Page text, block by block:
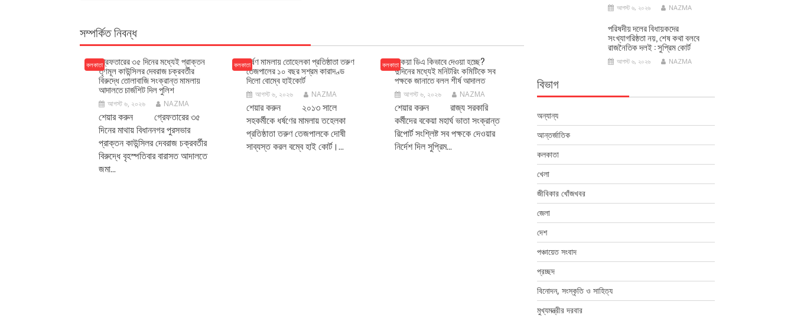
সম্পর্কিত নিবন্ধ
কলকাতাগ্রেফতারের ৩৫ দিনের মধ্যেই প্রাক্তন
তৃণমূল কাউন্সিলর দেবরাজ চক্রবর্তীর
বিরুদ্ধে তোলাবাজি সংক্রান্ত মামলায়
আদালতে চার্জশিট দিল পুলিশ
আগস্ট ৬, ২০২৬ NAZMA
শেয়ার করুন গ্রেফতারের ৩৫
দিনের মাথায় বিধাননগর পুরসভার
প্রাক্তন কাউন্সিলর দেবরাজ চক্রবর্তীর
বিরুদ্ধে বৃহস্পতিবার বারাসত আদালতে
জমা...
কলকাতাধর্ষণ মামলায় তোহেলকা প্রতিষ্ঠাতা তরুণ
তেজপালের ১০ বছর সশ্রম কারাদণ্ড
দিলো বোম্বে হাইকোর্ট
আগস্ট ৬, ২০২৬ NAZMA
শেয়ার করুন ২০১৩ সালে
সহকর্মীকে ধর্ষণের মামলায় তহেলকা
প্রতিষ্ঠাতা তরুণ তেজপালকে দোষী
সাব্যস্ত করল বম্বে হাই কোর্ট।...
কলকাতাবকেয়া ডিএ কিভাবে দেওয়া হচ্ছে?
দুদিনের মধ্যেই মনিটরিং কমিটিকে সব
পক্ষকে জানাতে বলল শীর্ষ আদালত
আগস্ট ৬, ২০২৬ NAZMA
শেয়ার করুন রাজ্য সরকারি
কর্মীদের বকেয়া মহার্ঘ ভাতা সংক্রান্ত
রিপোর্ট সংশ্লিষ্ট সব পক্ষকে দেওয়ার
নির্দেশ দিল সুপ্রিম...
আগস্ট ৬, ২০২৬ NAZMA
পরিষদীয় দলের বিধায়কদের
সংখ্যাগরিষ্ঠতা নয়, শেষ কথা বলবে
রাজনৈতিক দলই : সুপ্রিম কোর্ট
আগস্ট ৬, ২০২৬ NAZMA
বিভাগ
অন্যান্য
আন্তর্জাতিক
কলকাতা
খেলা
জীবিকার খোঁজখবর
জেলা
দেশ
পঞ্চায়েত সংবাদ
প্রচ্ছদ
বিনোদন, সংস্কৃতি ও সাহিত্য
মুখ্যমন্ত্রীর দরবার